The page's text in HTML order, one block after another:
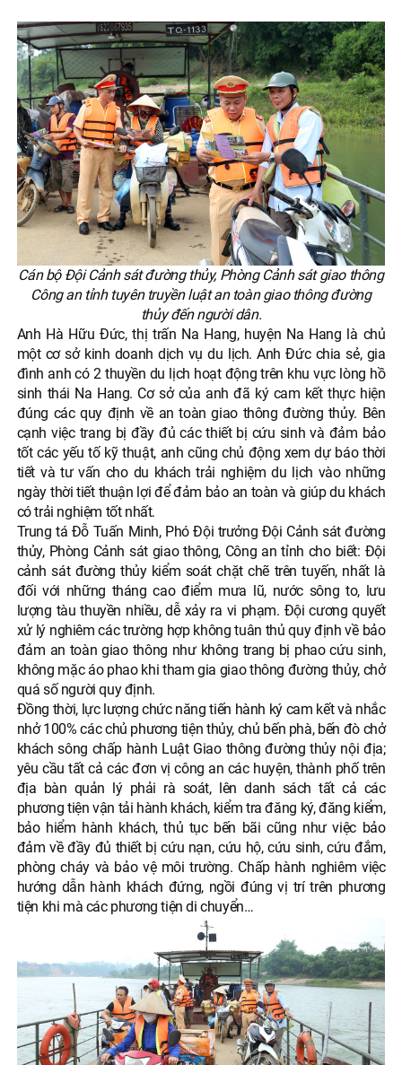
Cán bộ Đội Cảnh sát đường thủy, Phòng Cảnh sát giao thông
Công an tỉnh tuyên truyền luật an toàn giao thông đường
thủy đến người dân.
Anh Hà Hữu Đức, thị trấn Na Hang, huyện Na Hang là chủ
một cơ sở kinh doanh dịch vụ du lịch. Anh Đức chia sẻ, gia
đình anh có 2 thuyền du lịch hoạt động trên khu vực lòng hồ
sinh thái Na Hang. Cơ sở của anh đã ký cam kết thực hiện
đúng các quy định về an toàn giao thông đường thủy. Bên
cạnh việc trang bị đầy đủ các thiết bị cứu sinh và đảm bảo
tốt các yếu tố kỹ thuật, anh cũng chủ động xem dự báo thời
tiết và tư vấn cho du khách trải nghiệm du lịch vào những
ngày thời tiết thuận lợi để đảm bảo an toàn và giúp du khách
có trải nghiệm tốt nhất.
Trung tá Đỗ Tuấn Minh, Phó Đội trưởng Đội Cảnh sát đường
thủy, Phòng Cảnh sát giao thông, Công an tỉnh cho biết: Đội
cảnh sát đường thủy kiểm soát chặt chẽ trên tuyến, nhất là
đối với những tháng cao điểm mưa lũ, nước sông to, lưu
lượng tàu thuyền nhiều, dễ xảy ra vi phạm. Đội cương quyết
xử lý nghiêm các trường hợp không tuân thủ quy định về bảo
đảm an toàn giao thông như không trang bị phao cứu sinh,
không mặc áo phao khi tham gia giao thông đường thủy, chở
quá số người quy định.
Đồng thời, lực lượng chức năng tiến hành ký cam kết và nhắc
nhở 100% các chủ phương tiện thủy, chủ bến phà, bến đò chở
khách sông chấp hành Luật Giao thông đường thủy nội địa;
yêu cầu tất cả các đơn vị công an các huyện, thành phố trên
địa bàn quản lý phải rà soát, lên danh sách tất cả các
phương tiện vận tải hành khách, kiểm tra đăng ký, đăng kiểm,
bảo hiểm hành khách, thủ tục bến bãi cũng như việc bảo
đảm về đầy đủ thiết bị cứu nạn, cứu hộ, cứu sinh, cứu đắm,
phòng cháy và bảo vệ môi trường. Chấp hành nghiêm việc
hướng dẫn hành khách đứng, ngồi đúng vị trí trên phương
tiện khi mà các phương tiện di chuyển…